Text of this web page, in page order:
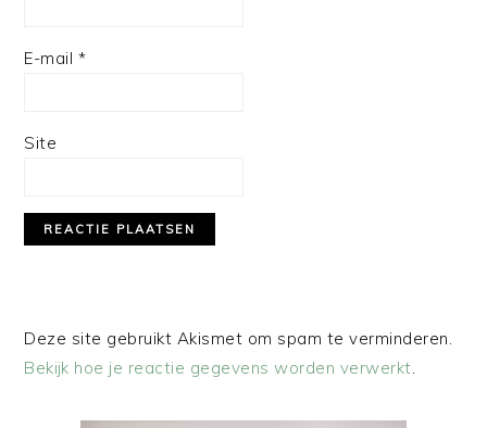
E-mail *
Site
Deze site gebruikt Akismet om spam te verminderen.
Bekijk hoe je reactie gegevens worden verwerkt.